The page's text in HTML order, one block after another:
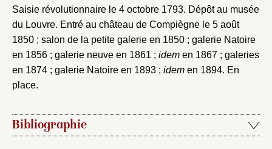
Saisie révolutionnaire le 4 octobre 1793. Dépôt au musée
du Louvre. Entré au château de Compiègne le 5 août
1850 ; salon de la petite galerie en 1850 ; galerie Natoire
en 1856 ; galerie neuve en 1861 ; idem en 1867 ; galeries
en 1874 ; galerie Natoire en 1893 ; idem en 1894. En
place.
Bibliographie